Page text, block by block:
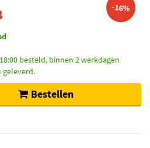
-16%
besteld, binnen 2 werkdagen
geleverd.
Bestellen